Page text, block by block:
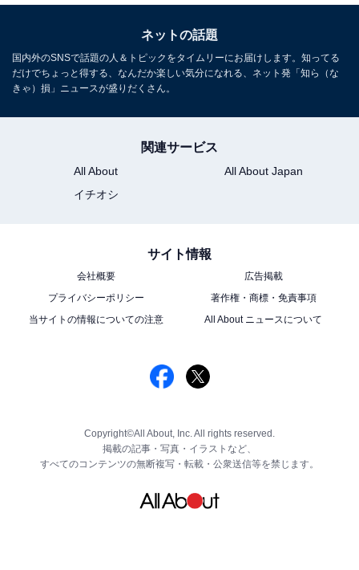
ネットの話題
国内外のSNSで話題の人＆トピックをタイムリーにお届けします。知ってる
だけでちょっと得する、なんだか楽しい気分になれる、ネット発「知ら（な
きゃ）損」ニュースが盛りだくさん。
関連サービス
All About
All About Japan
イチオシ
サイト情報
会社概要
広告掲載
プライバシーポリシー
著作権・商標・免責事項
当サイトの情報についての注意
All About ニュースについて
Copyright©All About, Inc. All rights reserved.
掲載の記事・写真・イラストなど、
すべてのコンテンツの無断複写・転載・公衆送信等を禁じます。